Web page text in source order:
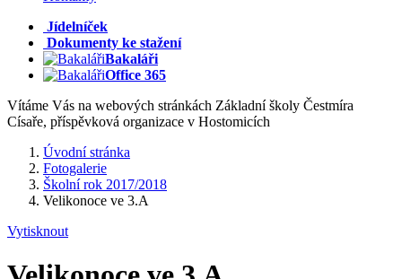
Jídelníček
Dokumenty ke stažení
Bakaláři
Office 365
Vítáme Vás na webových stránkách Základní školy Čestmíra
Císaře, příspěvková organizace v Hostomicích
Úvodní stránka
Fotogalerie
Školní rok 2017/2018
Velikonoce ve 3.A
Vytisknout